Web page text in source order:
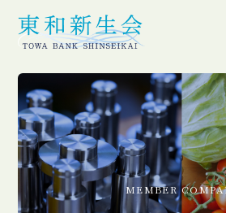
MEMBER